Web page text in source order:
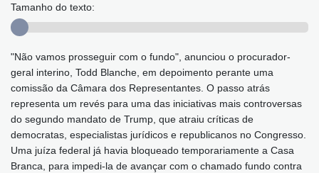
Tamanho do texto:
"Não vamos prosseguir com o fundo", anunciou o procurador-
geral interino, Todd Blanche, em depoimento perante uma
comissão da Câmara dos Representantes. O passo atrás
representa um revés para uma das iniciativas mais controversas
do segundo mandato de Trump, que atraiu críticas de
democratas, especialistas jurídicos e republicanos no Congresso.
Uma juíza federal já havia bloqueado temporariamente a Casa
Branca, para impedi-la de avançar com o chamado fundo contra